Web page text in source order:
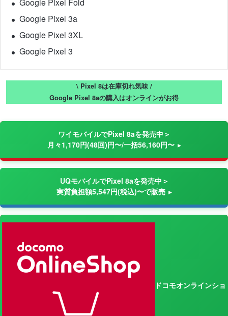
Google Pixel 3a
Google Pixel 3XL
Google Pixel 3
\ Pixel 8は在庫切れ気味 /
Google Pixel 8aの購入はオンラインがお得
ワイモバイルでPixel 8aを発売中＞
月々1,170円(48回)円〜/一括56,160円〜
UQモバイルでPixel 8aを発売中＞
実質負担額5,547円(税込)〜で販売
ドコモオンラインショ